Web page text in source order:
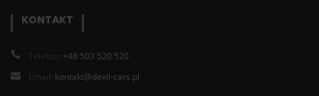
KONTAKT
Telefon: +48 503 520 520
Email: kontakt@devil-cars.pl